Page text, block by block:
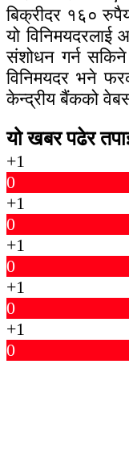
बिक्रीदर १६०
यो
संशोधन गर्न
विनिमयदर भने
केन्द्रीय बैंकको
यो खबर पढेर
+1
0
+1
0
+1
0
+1
0
+1
0